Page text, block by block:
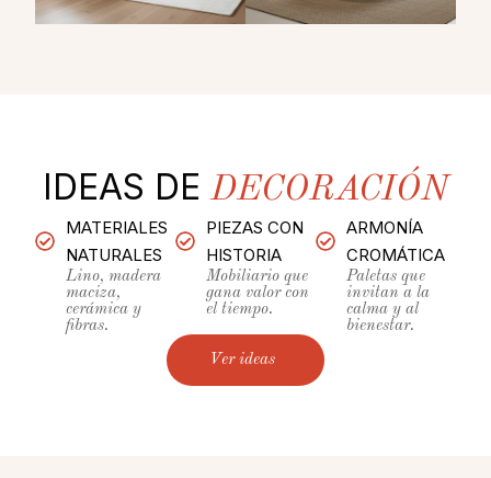
IDEAS DE DECORACIÓN
MATERIALES
NATURALES
Lino, madera
maciza,
cerámica y
fibras.
PIEZAS CON
HISTORIA
Mobiliario que
gana valor con
el tiempo.
ARMONÍA
CROMÁTICA
Paletas que
invitan a la
calma y al
bienestar.
Ver ideas